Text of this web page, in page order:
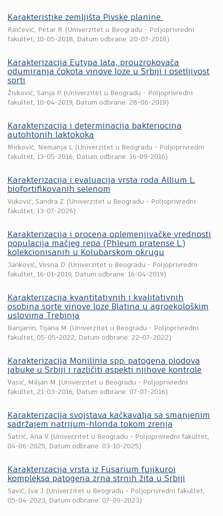
Karakteristike zemljišta Pivske planine
Raičević, Petar R. (Univerzitet u Beogradu - Poljoprivredni
fakultet, 10-05-2018, Datum odbrane: 20-07-2018)
Karakterizacija Eutypa lata, prouzrokovača
odumiranja čokota vinove loze u Srbiji i osetljivost
sorti
Živković, Sanja P. (Univerzitet u Beogradu - Poljoprivredni
fakultet, 10-04-2019, Datum odbrane: 28-06-2019)
Karakterizacija i determinacija bakteriocina
autohtonih laktokoka
Mirković, Nemanja L. (Univerzitet u Beogradu - Poljoprivredni
fakultet, 13-05-2016, Datum odbrane: 16-09-2016)
Karakterizacija i evaluacija vrsta roda Allium L.
biofortifikovanih selenom
Vuković, Sandra Z. (Univerzitet u Beogradu - Poljoprivredni
fakultet, 13-07-2026)
Karakterizacija i procena oplemenjivačke vrednosti
populacija mačjeg repa (Phleum pratense L.)
kolekcionisanih u Kolubarskom okrugu
Janković, Vesna D. (Univerzitet u Beogradu - Poljoprivredni
fakultet, 16-01-2019, Datum odbrane: 16-04-2019)
Karakterizacija kvantitativnih i kvalitativnih
osobina sorte vinove loze Blatina u agroekološkim
uslovima Trebinja
Banjanin, Tijana M. (Univerzitet u Beogradu - Poljoprivredni
fakultet, 05-05-2022, Datum odbrane: 22-07-2022)
Karakterizacija Monilinia spp. patogena plodova
jabuke u Srbiji i različiti aspekti njihove kontrole
Vasić, Miljan M. (Univerzitet u Beogradu - Poljoprivredni
fakultet, 21-03-2016, Datum odbrane: 07-07-2016)
Karakterizacija svojstava kačkavalja sa smanjenim
sadržajem natrijum-hlorida tokom zrenja
Šatrić, Ana V. (Univerzitet u Beogradu - Poljoprivredni fakultet,
04-06-2025, Datum odbrane: 03-10-2025)
Karakterizacija vrsta iz Fusarium fujikuroi
kompleksa patogena zrna strnih žita u Srbiji
Savić, Iva J. (Univerzitet u Beogradu - Poljoprivredni fakultet,
05-04-2023, Datum odbrane: 07-09-2023)